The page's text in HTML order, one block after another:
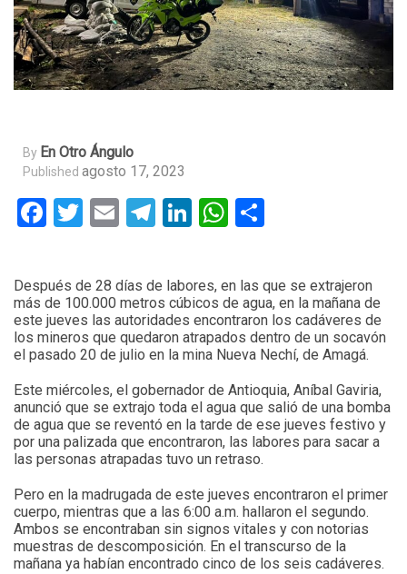
By En Otro Ángulo
Published agosto 17, 2023
Facebook
Twitter
EmailTelegram
LinkedIn
WhatsApp
Después de 28 días de labores, en las que se extrajeron
más de 100.000 metros cúbicos de agua, en la mañana de
este jueves las autoridades encontraron los cadáveres de
los mineros que quedaron atrapados dentro de un socavón
el pasado 20 de julio en la mina Nueva Nechí, de Amagá.
Este miércoles, el gobernador de Antioquia, Aníbal Gaviria,
anunció que se extrajo toda el agua que salió de una bomba
de agua que se reventó en la tarde de ese jueves festivo y
por una palizada que encontraron, las labores para sacar a
las personas atrapadas tuvo un retraso.
Pero en la madrugada de este jueves encontraron el primer
cuerpo, mientras que a las 6:00 a.m. hallaron el segundo.
Ambos se encontraban sin signos vitales y con notorias
muestras de descomposición. En el transcurso de la
mañana ya habían encontrado cinco de los seis cadáveres.